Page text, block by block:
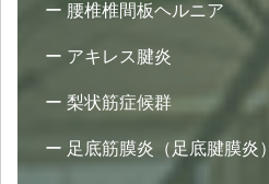
腰椎椎間板ヘルニア
アキレス腱炎
梨状筋症候群
足底筋膜炎（足底腱膜炎）